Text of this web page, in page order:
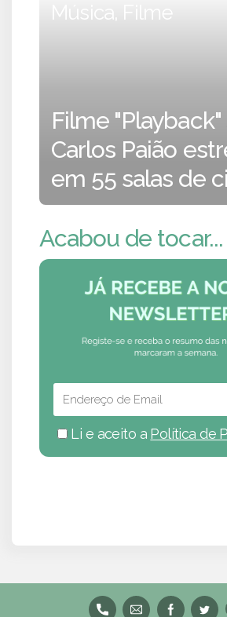
Música, Filme
Filme
Carlos Paião
em 55 salas de
Acabou de tocar...
Li e aceito a Política de